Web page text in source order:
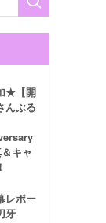
★【開
んぶる
キャ
レポー
牙